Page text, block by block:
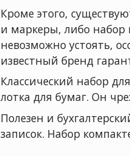
Кроме этого,
и маркеры, либо набор
невозможно устоять,
известный бренд
Классический набор
лотка для бумаг. Он
Полезен и
записок. Набор